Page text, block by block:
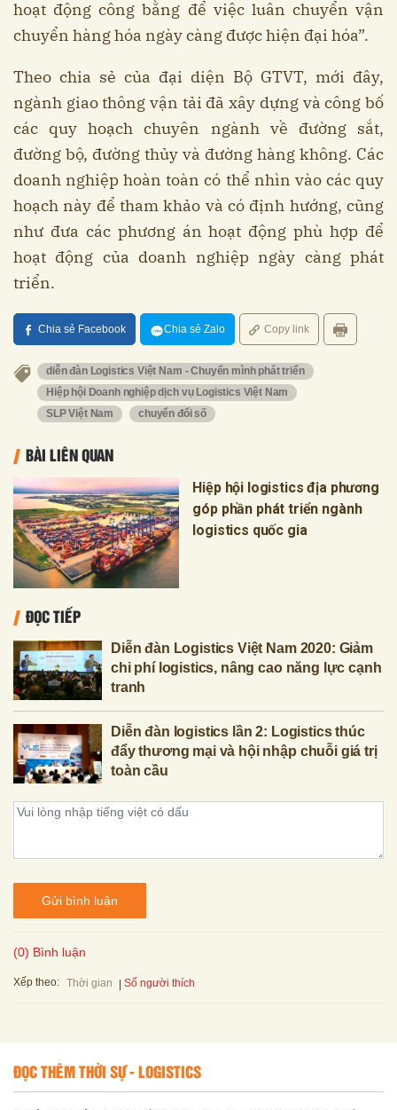
hoạt động công bằng để việc luân chuyển vận
chuyển hàng hóa ngày càng được hiện đại hóa”.
Theo chia sẻ của đại diện Bộ GTVT, mới đây,
ngành giao thông vận tải đã xây dựng và công bố
các quy hoạch chuyên ngành về đường sắt,
đường bộ, đường thủy và đường hàng không. Các
doanh nghiệp hoàn toàn có thể nhìn vào các quy
hoạch này để tham khảo và có định hướng, cũng
như đưa các phương án hoạt động phù hợp để
hoạt động của doanh nghiệp ngày càng phát
triển.
Chia sẻ Facebook Chia sẻ Zalo Copy link
diễn đàn Logistics Việt Nam - Chuyển mình phát triển
Hiệp hội Doanh nghiệp dịch vụ Logistics Việt Nam
SLP Việt Nam
chuyển đổi số
BÀI LIÊN QUAN
Hiệp hội logistics địa phương
góp phần phát triển ngành
logistics quốc gia
ĐỌC TIẾP
Diễn đàn Logistics Việt Nam 2020: Giảm
chi phí logistics, nâng cao năng lực cạnh
tranh
Diễn đàn logistics lần 2: Logistics thúc
đẩy thương mại và hội nhập chuỗi giá trị
toàn cầu
Gửi bình luận
(0) Bình luận
Xếp theo: Thời gian Số người thích
ĐỌC THÊM THỜI SỰ - LOGISTICS